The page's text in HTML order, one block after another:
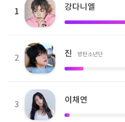
1 강다니엘
2 진 방탄소년단
3 이채연